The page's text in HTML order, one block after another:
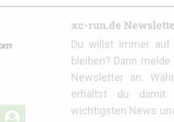
user-
xc-run.de
Du willst immer auf
bleiben? Dann
Newsletter an.
erhältst du damit
wichtigsten News